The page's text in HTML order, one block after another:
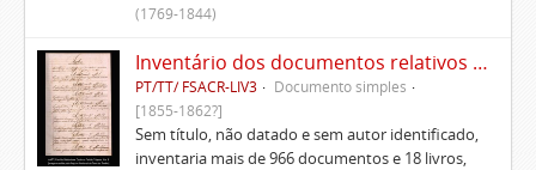
(1769-1844)
Inventário dos documentos relativos aos Morgados do Santo Aleixo, de Alcochete e outros
PT/TT/ FSACR-LIV3
Documento simples
[1855-1862?]
Sem título, não datado e sem autor identificado,
inventaria mais de 966 documentos e 18 livros,